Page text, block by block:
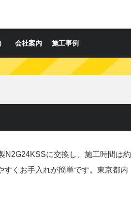
会社案内 施工事例
N2G24KSSに交換し、施工時間は約
くお手入れが簡単です。東京都内